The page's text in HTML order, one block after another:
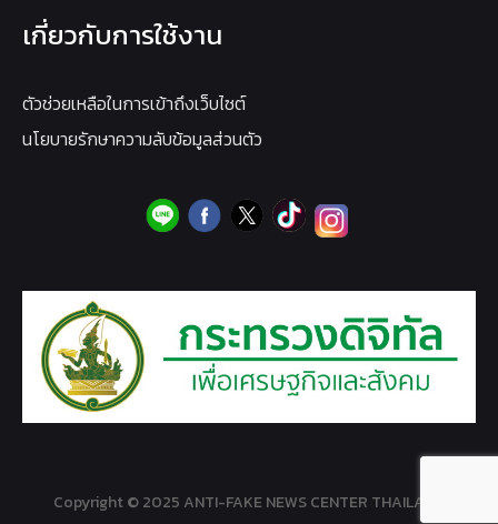
เกี่ยวกับการใช้งาน
ตัวช่วยเหลือในการเข้าถึงเว็บไซต์
นโยบายรักษาความลับข้อมูลส่วนตัว
Copyright © 2025 ANTI-FAKE NEWS CENTER THAILAND